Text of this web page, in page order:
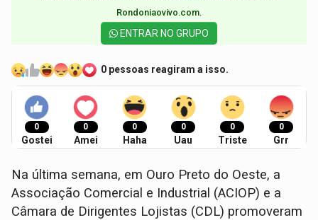
Rondoniaovivo.com.​
ENTRAR NO GRUPO
0 pessoas reagiram a isso.
0
Gostei
0
Amei
0
Haha
0
Uau
0
Triste
0
Grr
Na última semana, em Ouro Preto do Oeste, a
Associação Comercial e Industrial (ACIOP) e a
Câmara de Dirigentes Lojistas (CDL) promoveram